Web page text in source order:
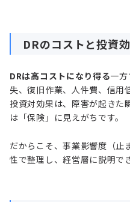
DRのコストと投資
DRは高コストになり得る一
失、復旧作業、人件費、信用
投資対効果は、障害が起きた
は「保険」に見えがちです。
だからこそ、事業影響度（止
性で整理し、経営層に説明で